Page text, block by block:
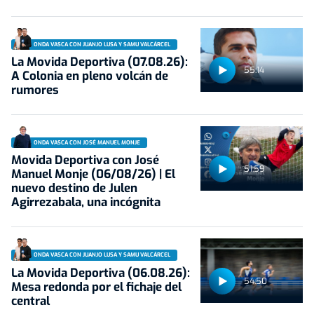
55:14
ONDA VASCA CON JUANJO LUSA Y SAMU VALCÁRCEL
La Movida Deportiva (07.08.26):
A Colonia en pleno volcán de
rumores
51:59
ONDA VASCA CON JOSÉ MANUEL MONJE
Movida Deportiva con José
Manuel Monje (06/08/26) | El
nuevo destino de Julen
Agirrezabala, una incógnita
54:50
ONDA VASCA CON JUANJO LUSA Y SAMU VALCÁRCEL
La Movida Deportiva (06.08.26):
Mesa redonda por el fichaje del
central